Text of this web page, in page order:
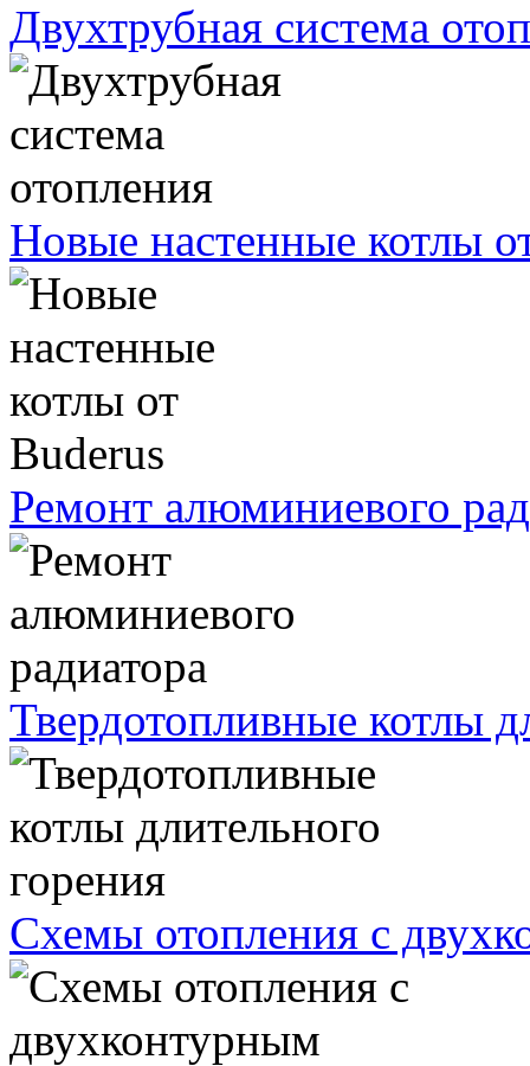
Двухтрубная система
Новые настенные котлы
Ремонт алюминиевого
Твердотопливные котлы
Схемы отопления с